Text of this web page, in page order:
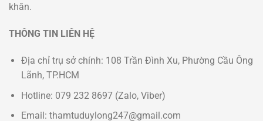
khăn.
THÔNG TIN LIÊN HỆ
Địa chỉ trụ sở chính: 108 Trần Đình Xu, Phường Cầu Ông
Lãnh, TP.HCM
Hotline: 079 232 8697 (Zalo, Viber)
Email: thamtuduylong247@gmail.com